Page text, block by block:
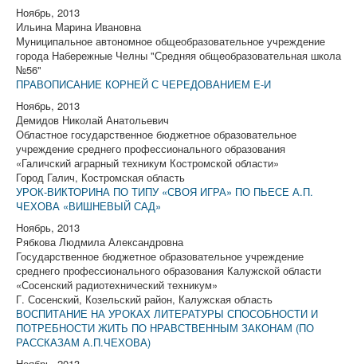
Ноябрь, 2013
Ильина Марина Ивановна
Муниципальное автономное общеобразовательное учреждение
города Набережные Челны "Средняя общеобразовательная школа
№56"
ПРАВОПИСАНИЕ КОРНЕЙ С ЧЕРЕДОВАНИЕМ Е-И
Ноябрь, 2013
Демидов Николай Анатольевич
Областное государственное бюджетное образовательное
учреждение среднего профессионального образования
«Галичский аграрный техникум Костромской области»
Город Галич, Костромская область
УРОК-ВИКТОРИНА ПО ТИПУ «СВОЯ ИГРА» ПО ПЬЕСЕ А.П.
ЧЕХОВА «ВИШНЕВЫЙ САД»
Ноябрь, 2013
Рябкова Людмила Александровна
Государственное бюджетное образовательное учреждение
среднего профессионального образования Калужской области
«Сосенский радиотехнический техникум»
Г. Сосенский, Козельский район, Калужская область
ВОСПИТАНИЕ НА УРОКАХ ЛИТЕРАТУРЫ СПОСОБНОСТИ И
ПОТРЕБНОСТИ ЖИТЬ ПО НРАВСТВЕННЫМ ЗАКОНАМ (ПО
РАССКАЗАМ А.П.ЧЕХОВА)